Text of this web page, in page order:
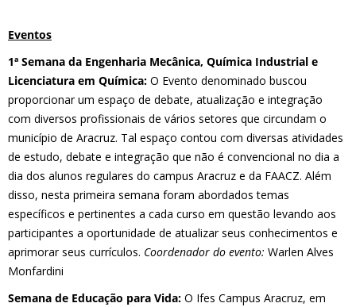
Eventos
1ª Semana da Engenharia Mecânica, Química Industrial e
Licenciatura em Química: O Evento denominado buscou
proporcionar um espaço de debate, atualização e integração
com diversos profissionais de vários setores que circundam o
município de Aracruz. Tal espaço contou com diversas atividades
de estudo, debate e integração que não é convencional no dia a
dia dos alunos regulares do campus Aracruz e da FAACZ. Além
disso, nesta primeira semana foram abordados temas
específicos e pertinentes a cada curso em questão levando aos
participantes a oportunidade de atualizar seus conhecimentos e
aprimorar seus currículos. Coordenador do evento: Warlen Alves
Monfardini
Semana de Educação para Vida: O Ifes Campus Aracruz, em